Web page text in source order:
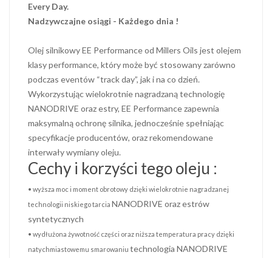
Every Day.
Nadzywczajne osiągi - Każdego dnia !
Olej silnikowy EE Performance od Millers Oils jest olejem
klasy performance, który może być stosowany zarówno
podczas eventów “track day”, jak i na co dzień.
Wykorzystując wielokrotnie nagradzaną technologię
NANODRIVE oraz estry, EE Performance zapewnia
maksymalną ochronę silnika, jednocześnie spełniając
specyfikacje producentów, oraz rekomendowane
interwały wymiany oleju.
Cechy i korzyści tego oleju :
• wyższa moc i moment obrotowy dzięki wielokrotnie nagradzanej
technologii niskiego tarcia NANODRIVE oraz estrów
syntetycznych
• wydłużona żywotność części oraz niższa temperatura pracy dzięki
natychmiastowemu smarowaniu technologia NANODRIVE